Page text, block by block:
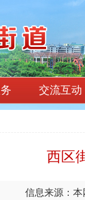
交流互动
西区
信息来源：本